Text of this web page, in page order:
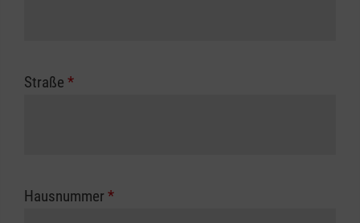
Straße *
Hausnummer *